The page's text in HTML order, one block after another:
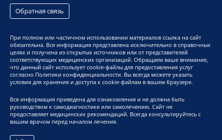
Обратная связь
При полном или частичном использовании материалов ссылка на сайт
обязательна. Вся информация представлена исключительно в справочных
целях и получена из открытых источников или от представителей
соответствующих медицинских организаций. Обращаем ваше внимание,
что данный сайт использует cookie-файлы для предоставления услуг
согласно Политики конфиденциальности. Вы всегда можете указать
условия для хранения и доступа к cookie-файлам в вашем браузере.
Вся информация приведена для ознакомления и не должна быть
руководством к самодиагностике или самолечению. Сайт не
предоставляет медицинских рекомендаций. Всегда консультируйтесь с
вашим врачом перед началом лечения.